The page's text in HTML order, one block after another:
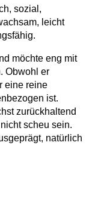
sozial,
leicht
möchte eng mit
Obwohl er
eine reine
ist.
zurückhaltend
scheu sein.
natürlich